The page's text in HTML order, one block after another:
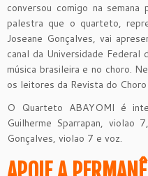
conversou comigo na
palestra que o quarteto,
Joseane Gonçalves, vai
canal da Universidade Federal
música brasileira e no choro.
os leitores da Revista do
O Quarteto ABAYOMI é
Guilherme Sparrapan, violao
Gonçalves, violao 7 e voz.